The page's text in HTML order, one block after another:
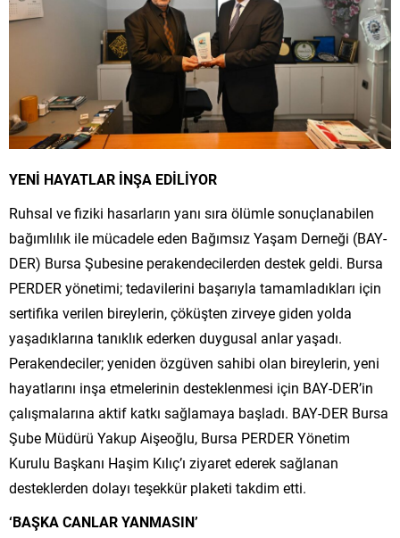
YENİ HAYATLAR İNŞA EDİLİYOR
Ruhsal ve fiziki hasarların yanı sıra ölümle sonuçlanabilen
bağımlılık ile mücadele eden Bağımsız Yaşam Derneği (BAY-
DER) Bursa Şubesine perakendecilerden destek geldi. Bursa
PERDER yönetimi; tedavilerini başarıyla tamamladıkları için
sertifika verilen bireylerin, çöküşten zirveye giden yolda
yaşadıklarına tanıklık ederken duygusal anlar yaşadı.
Perakendeciler; yeniden özgüven sahibi olan bireylerin, yeni
hayatlarını inşa etmelerinin desteklenmesi için BAY-DER’in
çalışmalarına aktif katkı sağlamaya başladı. BAY-DER Bursa
Şube Müdürü Yakup Aişeoğlu, Bursa PERDER Yönetim
Kurulu Başkanı Haşim Kılıç’ı ziyaret ederek sağlanan
desteklerden dolayı teşekkür plaketi takdim etti.
‘BAŞKA CANLAR YANMASIN’